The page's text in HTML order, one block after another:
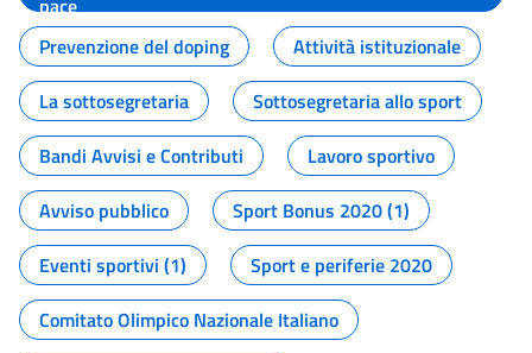
pace
Prevenzione del doping
Attività istituzionale
La sottosegretaria
Sottosegretaria allo sport
Bandi Avvisi e Contributi
Lavoro sportivo
Avviso pubblico
Sport Bonus 2020 (1)
Eventi sportivi (1)
Sport e periferie 2020
Comitato Olimpico Nazionale Italiano